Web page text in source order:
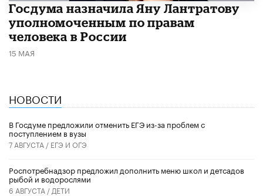
Госдума назначила Яну Лантратову
уполномоченным по правам
человека в России
15 МАЯ
НОВОСТИ
В Госдуме предложили отменить ЕГЭ из-за проблем с
поступлением в вузы
7 АВГУСТА / ЕГЭ И ОГЭ
Роспотребнадзор предложил дополнить меню школ и детсадов
рыбой и водорослями
6 АВГУСТА / ДЕТИ